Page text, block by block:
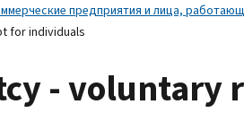
предприятия и лица,
for individuals
- voluntary